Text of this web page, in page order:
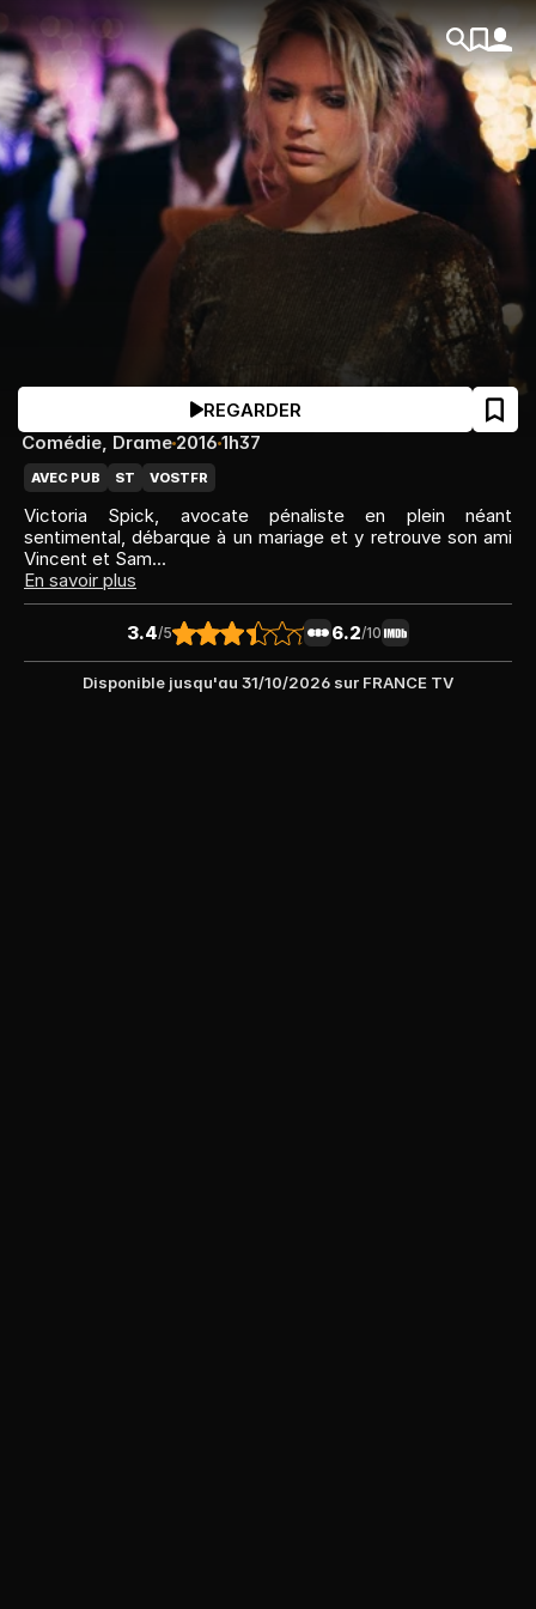
REGARDER
Comédie, Drame 1h37
2016
Victoria Spick, avocate pénaliste en plein néant
sentimental, débarque à un mariage et y retrouve son ami
Vincent et Sam...
En savoir plus
3.4/5 6.2/10
AVEC PUB ST VOSTFR
Disponible jusqu'au sur
31/10/2026 FRANCE TV